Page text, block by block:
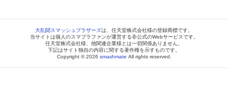
大乱闘スマッシュブラザーズは、任天堂株式会社様の登録商標です。
当サイトは個人のスマブラファンが運営する非公式のWebサービスです。
任天堂株式会社様、他関連企業様とは一切関係ありません。
下記はサイト独自の内容に関する著作権を示すものです。
Copyright © 2026 smashmate All rights reserved.